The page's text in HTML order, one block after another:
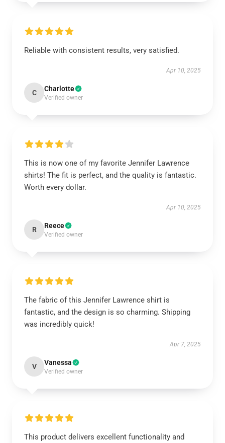
Reliable with consistent results, very satisfied.
Apr 10, 2025
C Charlotte
Verified owner
This is now one of my favorite Jennifer Lawrence
shirts! The fit is perfect, and the quality is fantastic.
Worth every dollar.
Apr 10, 2025
R Reece
Verified owner
The fabric of this Jennifer Lawrence shirt is
fantastic, and the design is so charming. Shipping
was incredibly quick!
Apr 7, 2025
V Vanessa
Verified owner
This product delivers excellent functionality and